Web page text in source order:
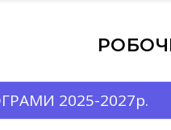
2025-2027р.